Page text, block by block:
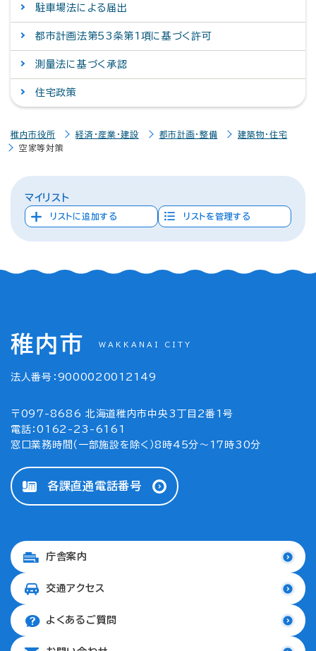
駐車場法による届出
都市計画法第53条第1項に基づく許可
測量法に基づく承認
住宅政策
稚内市役所 経済・産業・建設 都市計画・整備
建築物・住宅
空家等対策
マイリスト
リストに追加する リストを管理する
稚内市 WAKKANAI CITY
法人番号：9000020012149
〒097-8686 北海道稚内市中央3丁目2番1号
電話：0162-23-6161
窓口業務時間（一部施設を除く）8時45分～17時30分
各課直通電話番号
庁舎案内
交通アクセス
よくあるご質問